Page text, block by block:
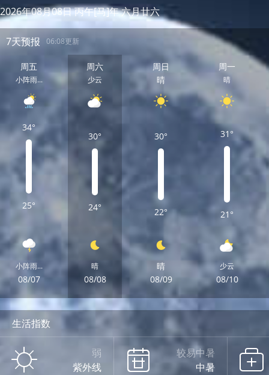
2026年08月08日 丙午[马]年 六月廿六
7天预报 06:08更新
周五
小阵雨...
34°
25°
小阵雨...
08/07
周六
少云
30°
24°
晴
08/08
周日
晴
30°
22°
晴
08/09
周一
晴
31°
21°
少云
08/10
周五
雨
生活指数
弱
紫外线
较易中暑
中暑